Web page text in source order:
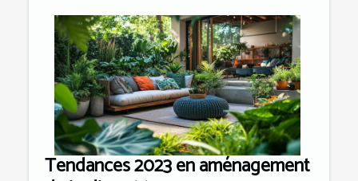
Tendances 2023 en aménagement